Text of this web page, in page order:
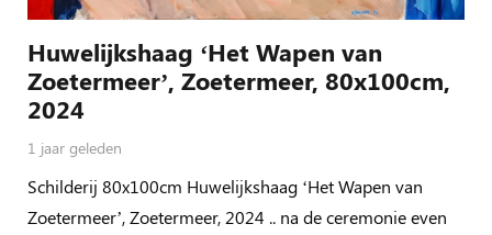
Huwelijkshaag ‘Het Wapen van
Zoetermeer’, Zoetermeer, 80x100cm,
2024
1 jaar geleden
Schilderij 80x100cm Huwelijkshaag ‘Het Wapen van
Zoetermeer’, Zoetermeer, 2024 .. na de ceremonie even